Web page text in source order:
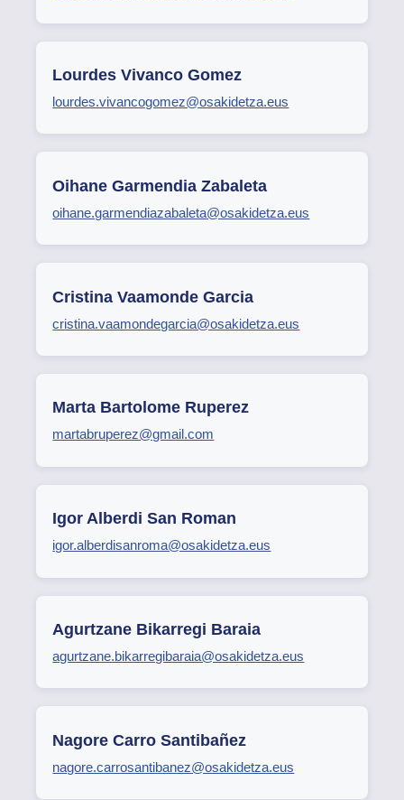
Lourdes Vivanco Gomez
lourdes.vivancogomez@osakidetza.eus
Oihane Garmendia Zabaleta
oihane.garmendiazabaleta@osakidetza.eus
Cristina Vaamonde Garcia
cristina.vaamondegarcia@osakidetza.eus
Marta Bartolome Ruperez
martabruperez@gmail.com
Igor Alberdi San Roman
igor.alberdisanroma@osakidetza.eus
Agurtzane Bikarregi Baraia
agurtzane.bikarregibaraia@osakidetza.eus
Nagore Carro Santibañez
nagore.carrosantibanez@osakidetza.eus